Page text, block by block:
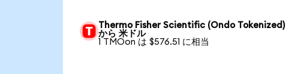
Thermo Fisher Scientific (Ondo Tokenized)
から 米ドル
1 TMOon は $576.51 に相当